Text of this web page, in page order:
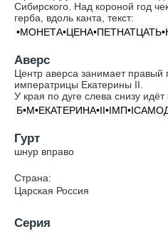
Сибирского. Над короной год
герба, вдоль канта, текст:
Аверс
Центр аверса занимает правый
императрицы Екатерины II.
У края по дуге слева снизу идёт
Гурт
шнур вправо
Страна:
Царская Россия
Серия